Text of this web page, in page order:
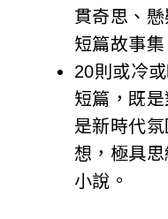
貫奇思、
短篇故事集
20則或冷
短篇，既
是新時代
想，極具
小說。